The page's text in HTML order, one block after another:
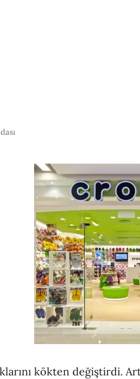
kökten değiştirdi.